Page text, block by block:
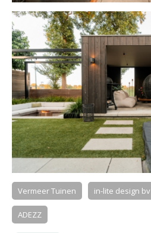
Vermeer Tuinen in-lite design bv
ADEZZ